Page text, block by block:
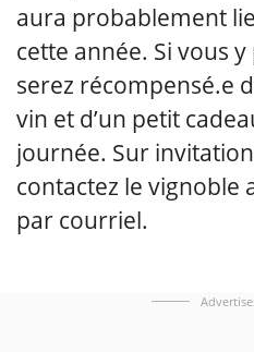
aura probablement
cette année. Si vous
serez récompensé.e
vin et d’un petit
journée. Sur
contactez le vignoble
par courriel.